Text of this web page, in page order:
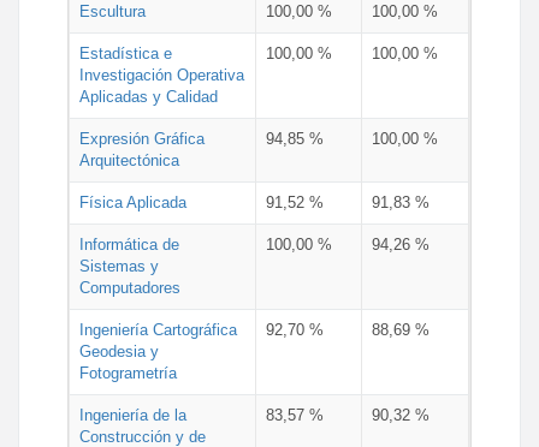
Escultura 100,00 % 100,00 %
Estadística e
Investigación Operativa
Aplicadas y Calidad
100,00 % 100,00 %
Expresión Gráfica
Arquitectónica
94,85 % 100,00 %
Física Aplicada 91,52 % 91,83 %
Informática de
Sistemas y
Computadores
100,00 % 94,26 %
Ingeniería Cartográfica
Geodesia y
Fotogrametría
92,70 % 88,69 %
Ingeniería de la
Construcción y de
83,57 % 90,32 %